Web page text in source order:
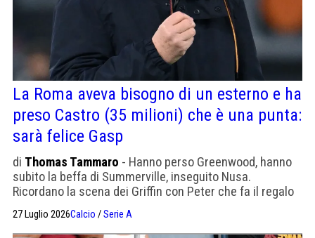
La Roma aveva bisogno di un esterno e ha
preso Castro (35 milioni) che è una punta:
sarà felice Gasp
di Thomas Tammaro - Hanno perso Greenwood, hanno
subito la beffa di Summerville, inseguito Nusa.
Ricordano la scena dei Griffin con Peter che fa il regalo
27 Luglio 2026Calcio /Serie A